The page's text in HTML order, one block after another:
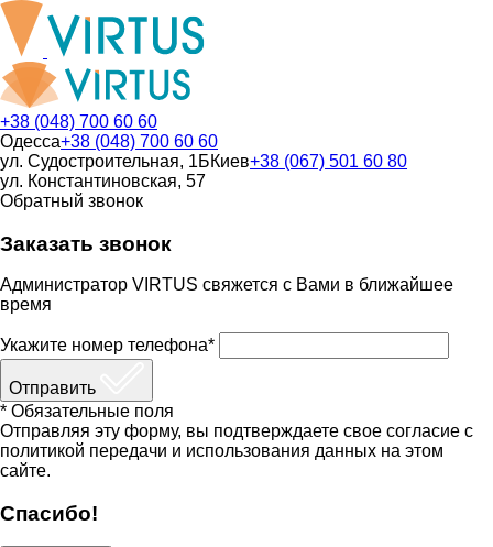
+38 (048) 700 60 60
Одесса+38 (048) 700 60 60
ул. Судостроительная, 1БКиев+38 (067) 501 60 80
ул. Константиновская, 57
Обратный звонок
Заказать звонок
Администратор VIRTUS свяжется с Вами в ближайшее
время
Укажите номер телефона*
Отправить
* Обязательные поля
Отправляя эту форму, вы подтверждаете свое согласие с
политикой передачи и использования данных на этом
сайте.
Спасибо!